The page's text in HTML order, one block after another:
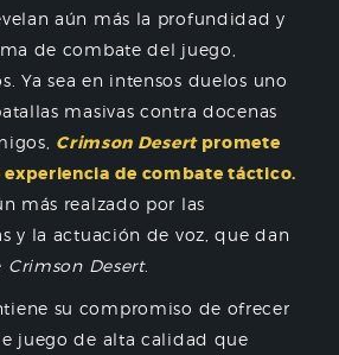
aún más la profundidad y
de combate del juego,
Ya sea en intensos duelos uno
masivas contra docenas
Crimson Desertpromete
de combate táctico.
más realzado por las
y la actuación de voz, que dan
Crimson Desert.
su compromiso de ofrecer
juego de alta calidad que